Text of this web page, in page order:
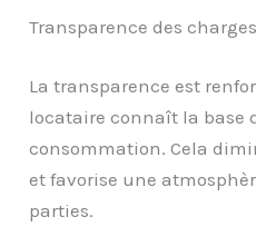
Transparence des charges
La transparence est
locataire connaît la base
consommation. Cela
et favorise une
parties.